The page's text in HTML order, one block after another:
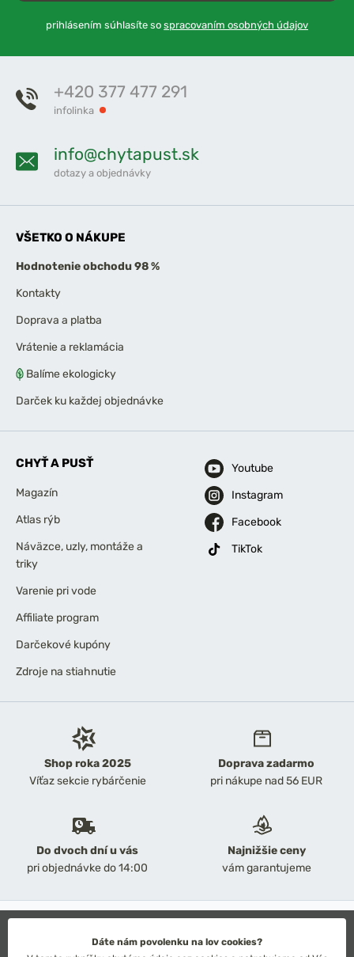
prihlásením súhlasíte so spracovaním osobných údajov
Shop roka 2025
Víťaz sekcie rybárčenie
Doprava zadarmo
pri nákupe nad 56 EUR
Do dvoch dní u vás
pri objednávke do 14:00
Najnižšie ceny
vám garantujeme
+420 377 477 291
infolinka
info@chytapust.sk
dotazy a objednávky
VŠETKO O NÁKUPE
Hodnotenie obchodu 98 %
Kontakty
Doprava a platba
Vrátenie a reklamácia
Balíme ekologicky
Darček ku každej objednávke
CHYŤ A PUSŤ
Magazín
Atlas rýb
Náväzce, uzly, montáže a
triky
Varenie pri vode
Affiliate program
Darčekové kupóny
Zdroje na stiahnutie
Youtube
Instagram
Facebook
TikTok
Obchodné podmienky
Dáte nám povolenku na lov cookies?